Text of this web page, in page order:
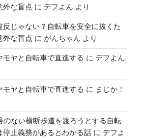
外な盲点 に デフよん より
反じゃない？自転車を安全に抜くた
外な盲点 に がんちゃん より
ヤと自転車で直進する に デフよん
ヤと自転車で直進する に まじか！
のない横断歩道を渡ろうとする自転
停止義務があるとわかる話 に デフよ